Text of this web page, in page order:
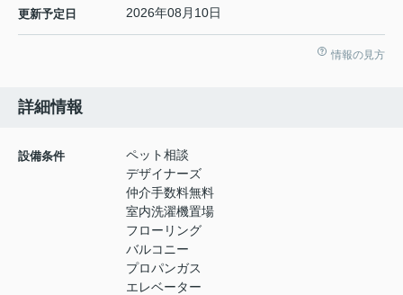
更新予定日 2026年08月10日
情報の見方
詳細情報
設備条件
ペット相談
デザイナーズ
仲介手数料無料
室内洗濯機置場
フローリング
バルコニー
プロパンガス
エレベーター